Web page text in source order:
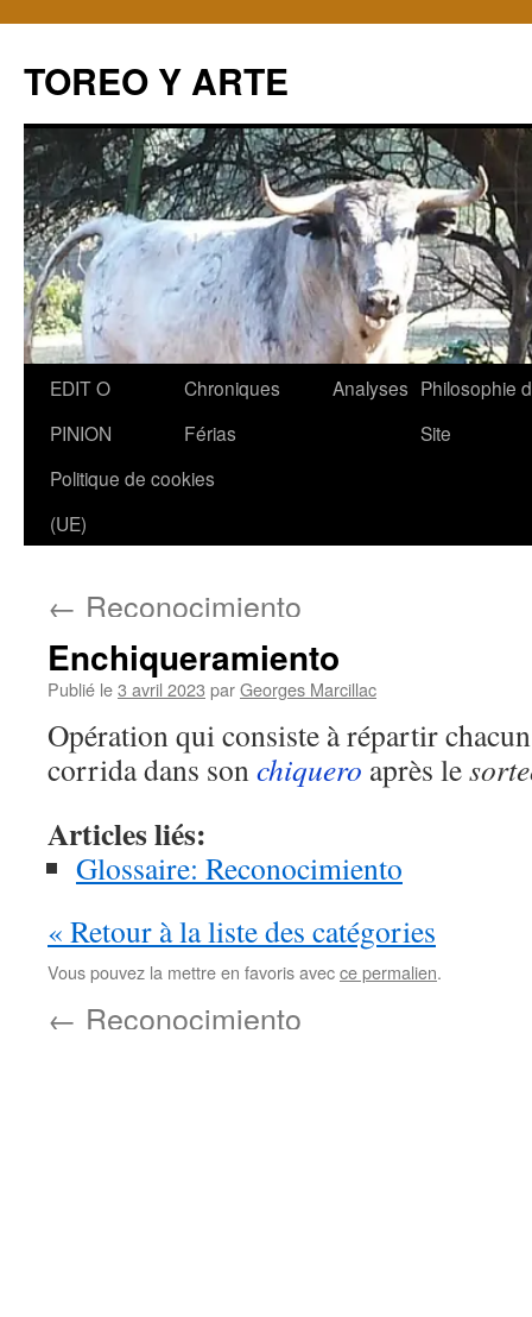
TOREO Y ARTE
Aller
contenu
EDIT O
PINION
Chroniques
Férias
Analyses Philosophie
Site
Politique de cookies
(UE)
← Reconocimiento
Enchiqueramiento
Publié le3 avril 2023 parGeorges Marcillac
Opération qui consiste à répartir
corrida dans sonchiquero après le
Articles liés:
Glossaire: Reconocimiento
« Retour à la liste des catégories
Vous pouvez la mettre en favoris avecce permalien.
← Reconocimiento